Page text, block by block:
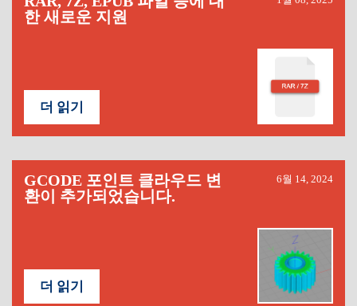
한 새로운 지원
더 읽기
GCODE 포인트 클라우드 변
환이 추가되었습니다.
6월 14, 2024
더 읽기